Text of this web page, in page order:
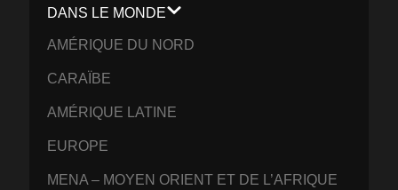
DANS LE MONDE
AMÉRIQUE DU NORD
CARAÏBE
AMÉRIQUE LATINE
EUROPE
MENA – MOYEN ORIENT ET DE L’AFRIQUE